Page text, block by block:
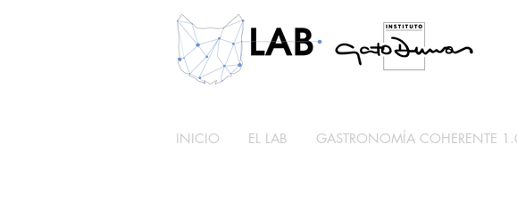
INICIO EL LAB GASTRONOMÍA COHERENTE